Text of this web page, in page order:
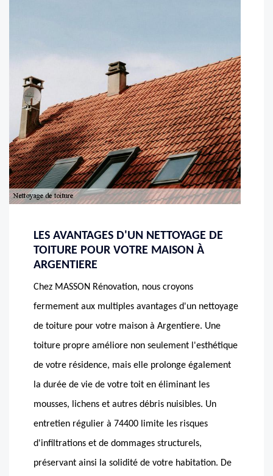
LES AVANTAGES D'UN NETTOYAGE DE
TOITURE POUR VOTRE MAISON À
ARGENTIERE
Chez MASSON Rénovation, nous croyons
fermement aux multiples avantages d'un nettoyage
de toiture pour votre maison à Argentiere. Une
toiture propre améliore non seulement l'esthétique
de votre résidence, mais elle prolonge également
la durée de vie de votre toit en éliminant les
mousses, lichens et autres débris nuisibles. Un
entretien régulier à 74400 limite les risques
d'infiltrations et de dommages structurels,
préservant ainsi la solidité de votre habitation. De